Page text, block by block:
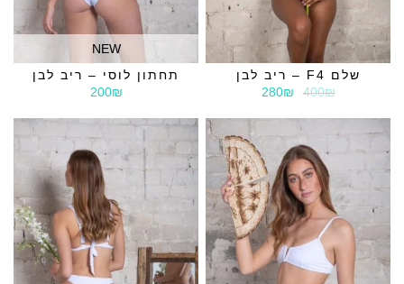
שלם F4 – ריב לבן
400₪
280₪
NEW
תחתון לוסי – ריב לבן
200₪